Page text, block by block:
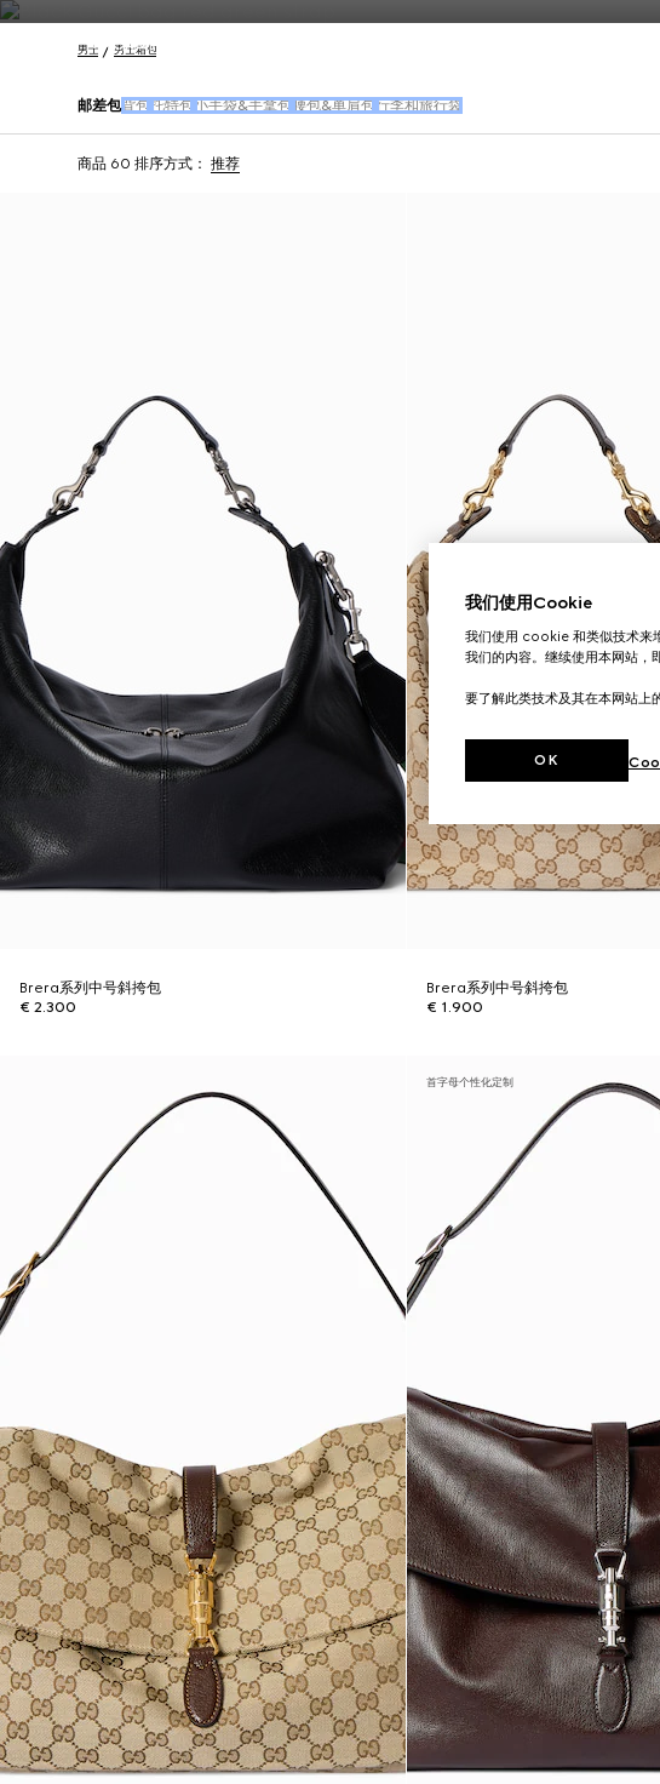
联系我们
男士 男士箱包
邮差包背包 托特包 小手袋&手拿包 腰包&单肩包 行李和旅行袋
商品 60 排序方式： 推荐
Brera系列中号斜挎包
€ 2.300
Brera系列中号斜挎包
€ 1.900
首字母个性化定制
我们使用Cookie
我们使用 cookie 和类似技术来
我们的内容。继续使用本网站，
要了解此类技术及其在本网站上
OK